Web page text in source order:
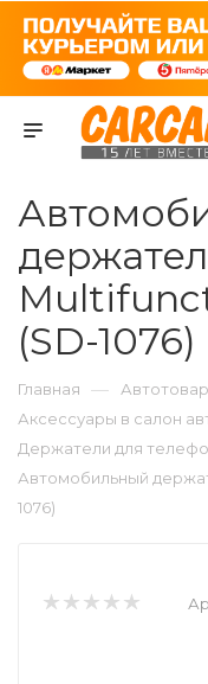
(SD-1076)
Главная —
Аксессуары в салон
Держатели для
Автомобильный
1076)